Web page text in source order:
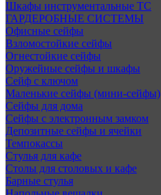
Шкафы инструментальные ТС
ГАРДЕРОБНЫЕ СИСТЕМЫ
Офисные сейфы
Взломостойкие сейфы
Огнестойкие сейфы
Оружейные сейфы и шкафы
Сейф с ключом
Маленькие сейфы (мини-сейфы)
Сейфы для дома
Сейфы с электронным замком
Депозитные сейфы и ячейки
Темпокассы
Стулья для кафе
Столы для столовых и кафе
Барные стулья